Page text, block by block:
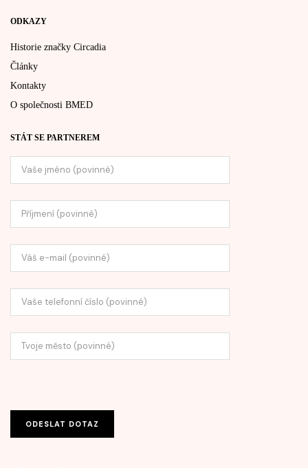
ODKAZY
Historie značky Circadia
Články
Kontakty
O společnosti BMED
STÁT SE PARTNEREM